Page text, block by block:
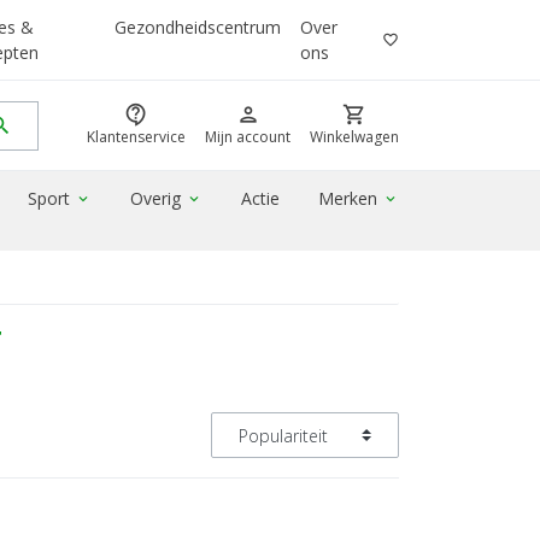
&
Gezondheidscentrum
Over
ons
favorite_border
contact_support
Klantenservice
person
Mijn account
shopping_cart
Winkelwagen
Sport expand_more Overig expand_more Actie Merken expand_more